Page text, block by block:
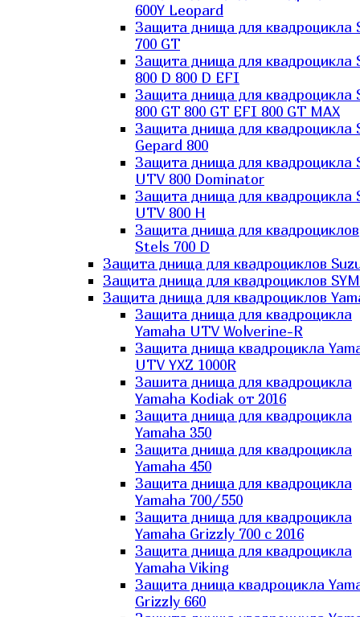
600Y Leopard
Защита днища для квадроцикла
700 GT
Защита днища для квадроцикла
800 D 800 D EFI
Защита днища для квадроцикла
800 GT 800 GT EFI 800 GT MAX
Защита днища для квадроцикла
Gepard 800
Защита днища для квадроцикла
UTV 800 Dominator
Защита днища для квадроцикла
UTV 800 H
Защита днища для квадроциклов
Stels 700 D
Защита днища для квадроциклов
Защита днища для квадроциклов SYM
Защита днища для квадроциклов
Защита днища для квадроцикла
Yamaha UTV Wolverine-R
Защита днища квадроцикла
UTV YXZ 1000R
Зашита днища для квадроцикла
Yamaha Kodiak от 2016
Защита днища для квадроцикла
Yamaha 350
Защита днища для квадроцикла
Yamaha 450
Защита днища для квадроцикла
Yamaha 700/550
Защита днища для квадроцикла
Yamaha Grizzly 700 с 2016
Защита днища для квадроцикла
Yamaha Viking
Защита днища квадроцикла
Grizzly 660